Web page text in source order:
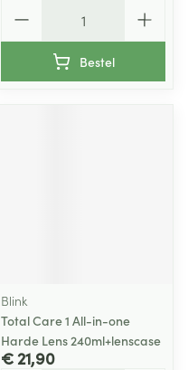
Bestel
Blink
Total Care 1 All-in-one
Harde Lens 240ml+lenscase
€ 21,90